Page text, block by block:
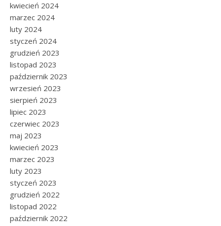
kwiecień 2024
marzec 2024
luty 2024
styczeń 2024
grudzień 2023
listopad 2023
październik 2023
wrzesień 2023
sierpień 2023
lipiec 2023
czerwiec 2023
maj 2023
kwiecień 2023
marzec 2023
luty 2023
styczeń 2023
grudzień 2022
listopad 2022
październik 2022